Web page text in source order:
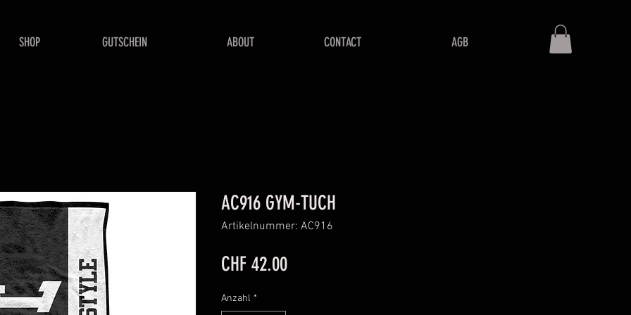
SHOP GUTSCHEIN ABOUT CONTACT AGB
AC916 GYM-TUCH
Artikelnummer: AC916
CHF 42.00Preis
Anzahl *